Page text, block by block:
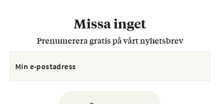
Missa inget
Prenumerera gratis på vårt nyhetsbrev